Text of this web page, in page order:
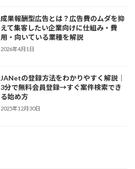
成果報酬型広告とは？広告費のムダを抑
えて集客したい企業向けに仕組み・費
用・向いている業種を解説
2026年4月1日
JANetの登録方法をわかりやすく解説｜
3分で無料会員登録→すぐ案件検索でき
る始め方
2025年12月30日